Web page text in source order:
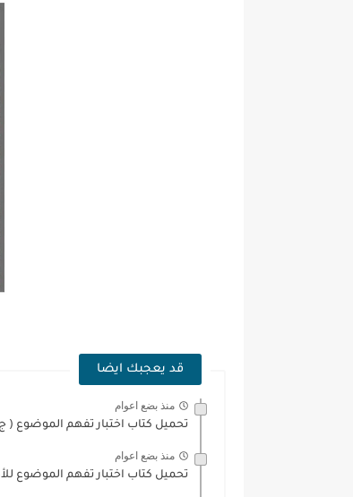
قد يعجبك ايضا
منذ بضع اعوام
تحميل كتاب اختبار تفهم الموضوع ( ج3 ) - طريقة...
منذ بضع اعوام
تحميل كتاب اختبار تفهم الموضوع